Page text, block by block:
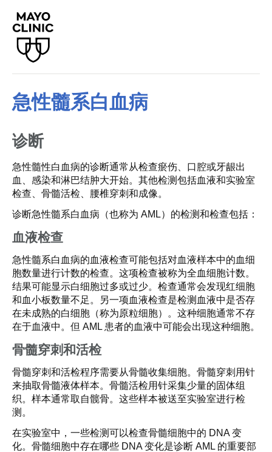
急性髓系白血病
诊断
急性髓性白血病的诊断通常从检查瘀伤、口腔或牙龈出
血、感染和淋巴结肿大开始。其他检测包括血液和实验室
检查、骨髓活检、腰椎穿刺和成像。
诊断急性髓系白血病（也称为 AML）的检测和检查包括：
血液检查
急性髓系白血病的血液检查可能包括对血液样本中的血细
胞数量进行计数的检查。这项检查被称为全血细胞计数。
结果可能显示白细胞过多或过少。检查通常会发现红细胞
和血小板数量不足。另一项血液检查是检测血液中是否存
在未成熟的白细胞（称为原粒细胞）。这种细胞通常不存
在于血液中。但 AML 患者的血液中可能会出现这种细胞。
骨髓穿刺和活检
骨髓穿刺和活检程序需要从骨髓收集细胞。骨髓穿刺用针
来抽取骨髓液体样本。骨髓活检用针采集少量的固体组
织。样本通常取自髋骨。这些样本被送至实验室进行检
测。
在实验室中，一些检测可以检查骨髓细胞中的 DNA 变
化。骨髓细胞中存在哪些 DNA 变化是诊断 AML 的重要部